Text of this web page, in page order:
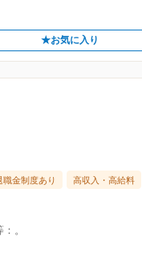
★お気に入り
職金制度あり 高収入・高給料
。